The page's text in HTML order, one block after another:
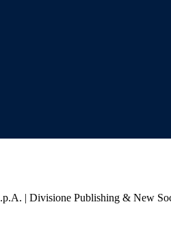
| Divisione Publishing & New